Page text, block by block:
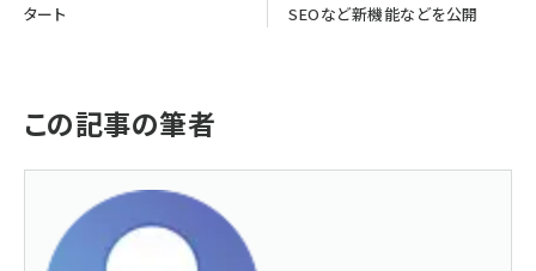
タート
SEOなど新機能などを公開
この記事の筆者